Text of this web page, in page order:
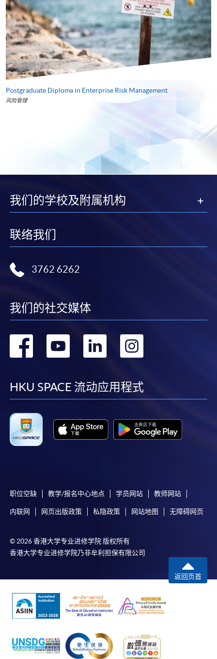
Postgraduate Diploma in Enterprise Risk Management
风险管理
我们的学校及附属机构
联络我们
3762 6262
我们的社交媒体
转
facebook
转
youtube
转
linkedin
HKU SPACE 流动应用程式
职位空缺 教学/报名中心地点 学员网站 教师网站
内联网 网页出版政策 私隐政策 网站地图 无障碍网页
© 2026 香港大学专业进修学院 版权所有
香港大学专业进修学院乃非牟利担保有限公司
返回页首